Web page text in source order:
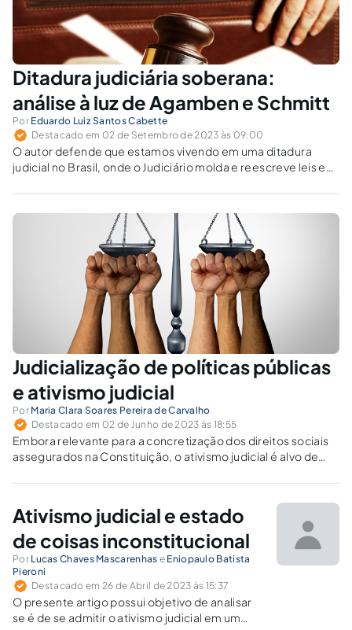
Ditadura judiciária soberana:
análise à luz de Agamben e Schmitt
Por Eduardo Luiz Santos Cabette
Destacado em 02 de Setembro de 2023 às 09:00
O autor defende que estamos vivendo em uma ditadura
judicial no Brasil, onde o Judiciário molda e reescreve leis e
Judicialização de políticas públicas
e ativismo judicial
Por Maria Clara Soares Pereira de Carvalho
Destacado em 02 de Junho de 2023 às 18:55
Embora relevante para a concretização dos direitos sociais
assegurados na Constituição, o ativismo judicial é alvo de
Ativismo judicial e estado
de coisas inconstitucional
Por Lucas Chaves Mascarenhas e Eniopaulo Batista
Pieroni
Destacado em 26 de Abril de 2023 às 15:37
O presente artigo possui objetivo de analisar
se é de se admitir o ativismo judicial em um